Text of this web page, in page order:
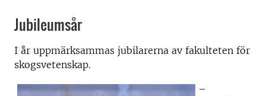
Jubileumsår
I år uppmärksammas jubilarerna av fakulteten för
skogsvetenskap.
–